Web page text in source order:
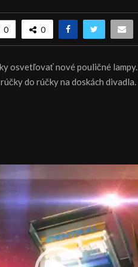
0 0
osvetľovať nové pouličné
do rúčky na doskách